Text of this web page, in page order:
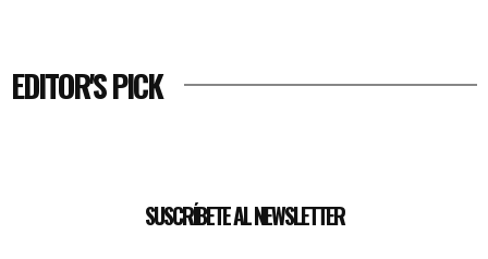
EDITOR'S PICK
SUSCRÍBETE AL NEWSLETTER